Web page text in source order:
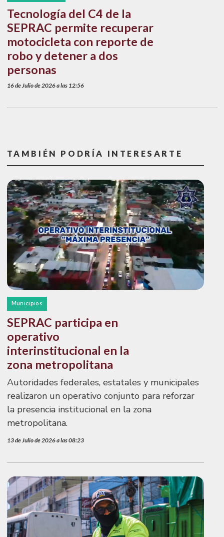
Tecnología del C4 de la
SEPRAC permite recuperar
motocicleta con reporte de
robo y detener a dos
personas
16 de Julio de 2026 a las 12:56
TAMBIÉN PODRÍA INTERESARTE
Municipios
SEPRAC participa en
operativo
interinstitucional en la
zona metropolitana
Autoridades federales, estatales y municipales
realizaron un operativo conjunto para reforzar
la presencia institucional en la zona
metropolitana.
13 de Julio de 2026 a las 08:23